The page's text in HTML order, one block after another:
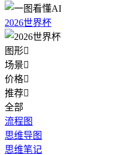
2026世界杯
图形
场景
价格
推荐
全部
流程图
思维导图
思维笔记